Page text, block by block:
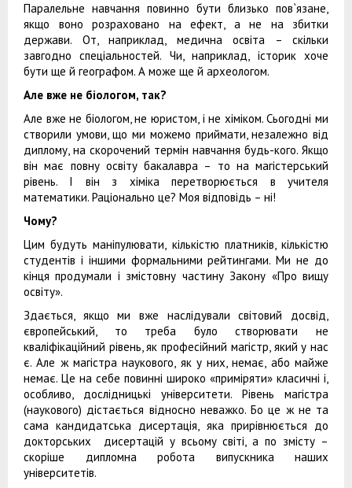
Паралельне навчання повинно бути близько пов`язане,
якщо воно розраховано на ефект, а не на збитки
держави. От, наприклад, медична освіта – скільки
завгодно спеціальностей. Чи, наприклад, історик хоче
бути ще й географом. А може ще й археологом.
Але вже не біологом, так?
Але вже не біологом, не юристом, і не хіміком. Сьогодні ми
створили умови, що ми можемо приймати, незалежно від
диплому, на скорочений термін навчання будь-кого. Якщо
він має повну освіту бакалавра – то на магістерський
рівень. I він з хіміка перетворюється в учителя
математики. Раціонально це? Моя відповідь – ні!
Чому?
Цим будуть маніпулювати, кількістю платників, кількістю
студентів і іншими формальними рейтингами. Ми не до
кінця продумали і змістовну частину Закону «Про вищу
освіту».
Здається, якщо ми вже наслідували світовий досвід,
європейський, то треба було створювати не
кваліфікаційний рівень, як професійний магістр, який у нас
є. Але ж магістра наукового, як у них, немає, або майже
немає. Це на себе повинні широко «приміряти» класичні і,
особливо, дослідницькі університети. Рівень магістра
(наукового) дістається відносно неважко. Бо це ж не та
сама кандидатська дисертація, яка прирівнюється до
докторських дисертацій у всьому світі, а по змісту –
скоріше дипломна робота випускника наших
університетів.